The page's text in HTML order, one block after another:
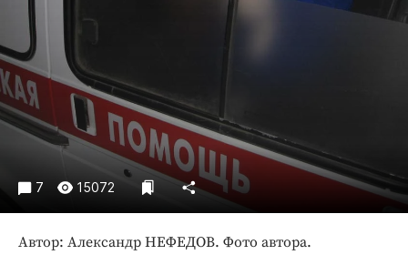
Спорт
Экономика и бизнес
ПРОЕКТЫ
Блоги
Издания
Медиаперсона
Интересное чтиво
Клиника года
7 15072
Автор: Александр НЕФЕДОВ. Фото автора.